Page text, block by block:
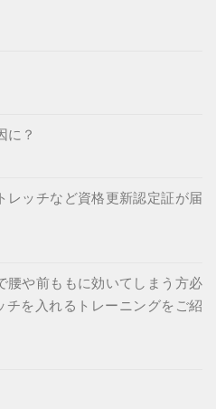
に？
レッチなど資格更新認定証が届
腰や前ももに効いてしまう方必
チを入れるトレーニングをご紹